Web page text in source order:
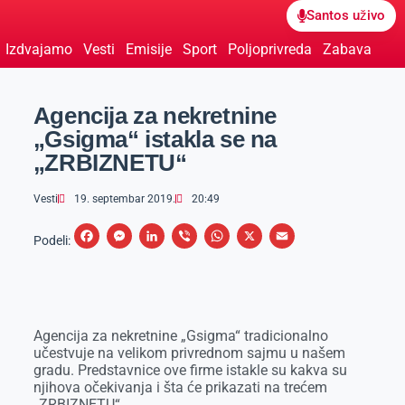
Santos uživo
Izdvajamo Vesti Emisije Sport Poljoprivreda Zabava
Agencija za nekretnine
„Gsigma“ istakla se na
„ZRBIZNETU“
Vesti 19. septembar 2019. 20:49
Podeli:
F
b
o
o
M
e
n
g
L
e
d
I
V
r
W
s
A
p
X
E
l
Agencija za nekretnine „Gsigma“ tradicionalno
učestvuje na velikom privrednom sajmu u našem
gradu. Predstavnice ove firme istakle su kakva su
njihova očekivanja i šta će prikazati na trećem